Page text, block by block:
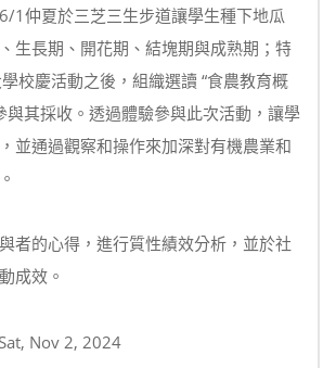
1仲夏於三芝三生步道讓學生種下地瓜
生長期、開花期、結塊期與成熟期；特
校慶活動之後，組織選讀 “食農教育概
與其採收。透過體驗參與此次活動，讓學
並通過觀察和操作來加深對有機農業和
者的心得，進行質性績效分析，並於社
成效。
Sat, Nov 2, 2024